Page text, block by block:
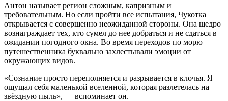
Антон называет регион сложным, капризным и
требовательным. Но если пройти все испытания, Чукотка
открывается с совершенно неожиданной стороны. Она щедро
вознаграждает тех, кто сумел до нее добраться и не сдаться в
ожидании погодного окна. Во время переходов по морю
путешественника буквально захлестывали эмоции от
окружающих видов.
«Сознание просто переполняется и разрывается в клочья. Я
ощущал себя маленькой вселенной, которая разлетелась на
звёздную пыль», — вспоминает он.